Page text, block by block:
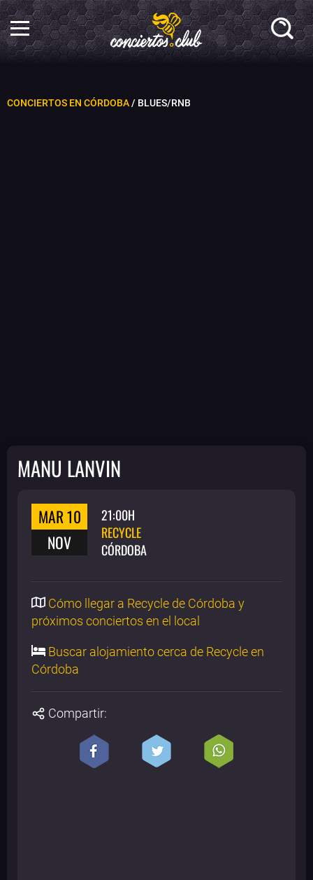
CONCIERTOS EN CÓRDOBA/ BLUES/RNB
MANU LANVIN
MAR 10
NOV
21:00H
RECYCLE
CÓRDOBA
Cómo llegar a Recycle de Córdoba y
próximos conciertos en el local
Buscar alojamiento cerca de Recycle en
Córdoba
Compartir: